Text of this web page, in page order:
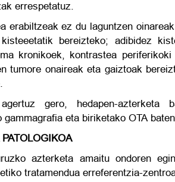
errespetatuz.
erabiltzeak ez du laguntzen
bereizteko; adibidez
kronikoek, kontrastea
tumore onaireak eta gaiztoak
gero, hedapen-azterketa
gammagrafia eta biriketako OTA
azterketa amaitu ondoren
tratamendua erreferentzia-